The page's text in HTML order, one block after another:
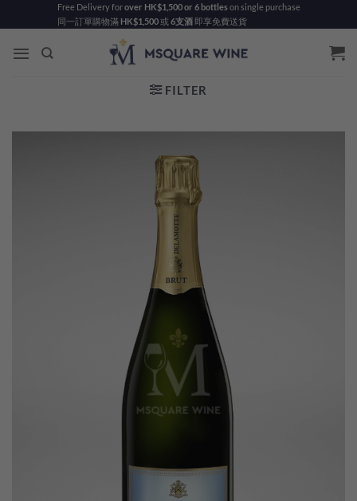
to
content
Free Delivery forover HK$1,500 or 6 bottleson single purchase
同一訂單購物滿 HK$1,500或 6支酒即享免費送貨
FILTER